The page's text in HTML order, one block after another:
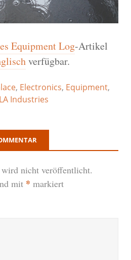
Equipment Log-Artikel
verfügbar.
, Electronics, Equipment,
Industries
nicht veröffentlicht.
mit * markiert